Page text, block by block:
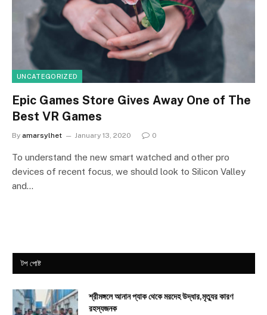
UNCATEGORIZED
Epic Games Store Gives Away One of The
Best VR Games
By amarsylhet January 13, 2020 0
To understand the new smart watched and other pro
devices of recent focus, we should look to Silicon Valley
and…
টপ পোষ্ট
শ্রীমঙ্গলে আনান প্যাক থেকে মরদেহ উদ্ধার,মৃত্যুর কারণ
রহস্যজনক